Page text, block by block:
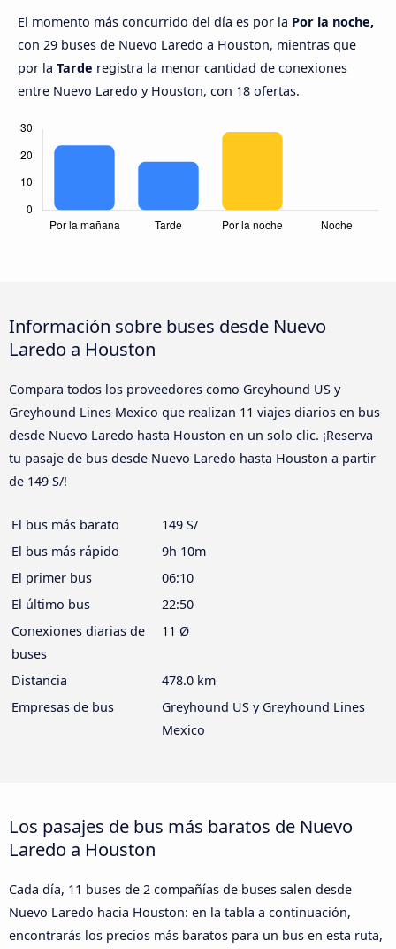
El momento más concurrido del día es por la Por la noche,
con 29 buses de Nuevo Laredo a Houston, mientras que
por la Tarde registra la menor cantidad de conexiones
entre Nuevo Laredo y Houston, con 18 ofertas.
Información sobre buses desde Nuevo
Laredo a Houston
Compara todos los proveedores como Greyhound US y
Greyhound Lines Mexico que realizan 11 viajes diarios en bus
desde Nuevo Laredo hasta Houston en un solo clic. ¡Reserva
tu pasaje de bus desde Nuevo Laredo hasta Houston a partir
de 149 S/!
El bus más barato
149 S/
El bus más rápido
9h 10m
El primer bus
06:10
El último bus
22:50
Conexiones diarias de
buses
11 Ø
Distancia
478.0 km
Empresas de bus
Greyhound US y Greyhound Lines
Mexico
Los pasajes de bus más baratos de Nuevo
Laredo a Houston
Cada día, 11 buses de 2 compañías de buses salen desde
Nuevo Laredo hacia Houston: en la tabla a continuación,
encontrarás los precios más baratos para un bus en esta ruta,